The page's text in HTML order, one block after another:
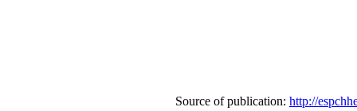
Source of publication: http://